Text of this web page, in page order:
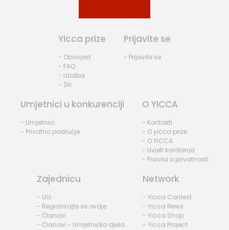
Yicca prize
- Obavjest
- FAQ
- Izložba
- Žiri
Prijavite se
- Prijavite se
Umjetnici u konkurenciji
- Umjetnici
- Privatno područje
O YICCA
- Kontakti
- O yicca prize
- O YICCA
- Uvjeti korištenja
- Pravila o privatnosti
Zajednicu
- Ući
- Registrirajte se ovdje
- Članovi
- Članovi - Umjetnička djela
Network
- Yicca Contest
- Yicca News
- Yicca Shop
- Yicca Project